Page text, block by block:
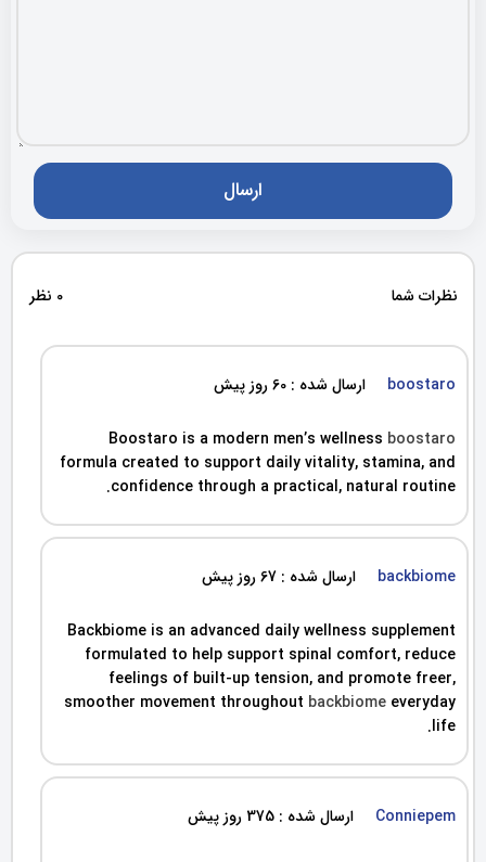
نظرات شما 0 نظر
boostaro ارسال شده : 60 روز پیش
Boostaro is a modern men’s wellness boostaro
formula created to support daily vitality, stamina, and
confidence through a practical, natural routine.
backbiome ارسال شده : 67 روز پیش
Backbiome is an advanced daily wellness supplement
formulated to help support spinal comfort, reduce
feelings of built-up tension, and promote freer,
smoother movement throughout backbiome everyday
life.
Conniepem ارسال شده : 375 روز پیش